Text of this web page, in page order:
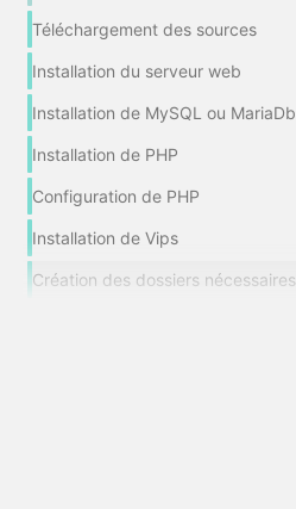
Téléchargement des sources
Installation du serveur web
Installation de MySQL ou MariaDb
Installation de PHP
Configuration de PHP
Installation de Vips
Création des dossiers nécessaires